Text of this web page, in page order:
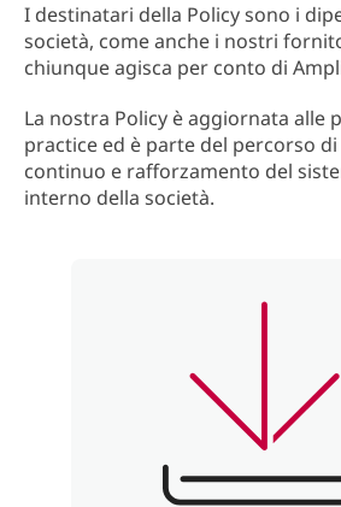
I destinatari della Policy sono i
società, come anche i nostri
chiunque agisca per conto di
La nostra Policy è aggiornata alle
practice ed è parte del percorso
continuo e rafforzamento del
interno della società.